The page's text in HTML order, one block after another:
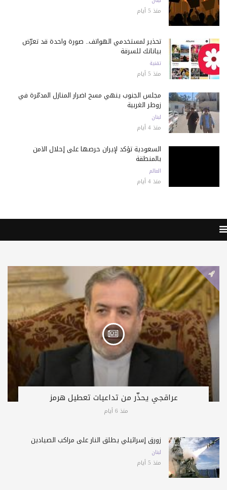
منذ 5 أيام
تحذير لمستخدمي الهواتف.. صورة واحدة قد تعرّض
بياناتك للسرقة
تقنية
منذ 5 أيام
مجلس الجنوب ينهي مسح أضرار المنازل المدمّرة في
زوطر الغربية
لبنان
منذ 4 أيام
السعودية تؤكد لإيران حرصها على إحلال الأمن
بالمنطقة
العالم
منذ 4 أيام
عراقجي يحذّر من تداعيات تعطيل هرمز
منذ 6 أيام
زورق إسرائيلي يطلق النار على مراكب الصيادين
لبنان
منذ 5 أيام